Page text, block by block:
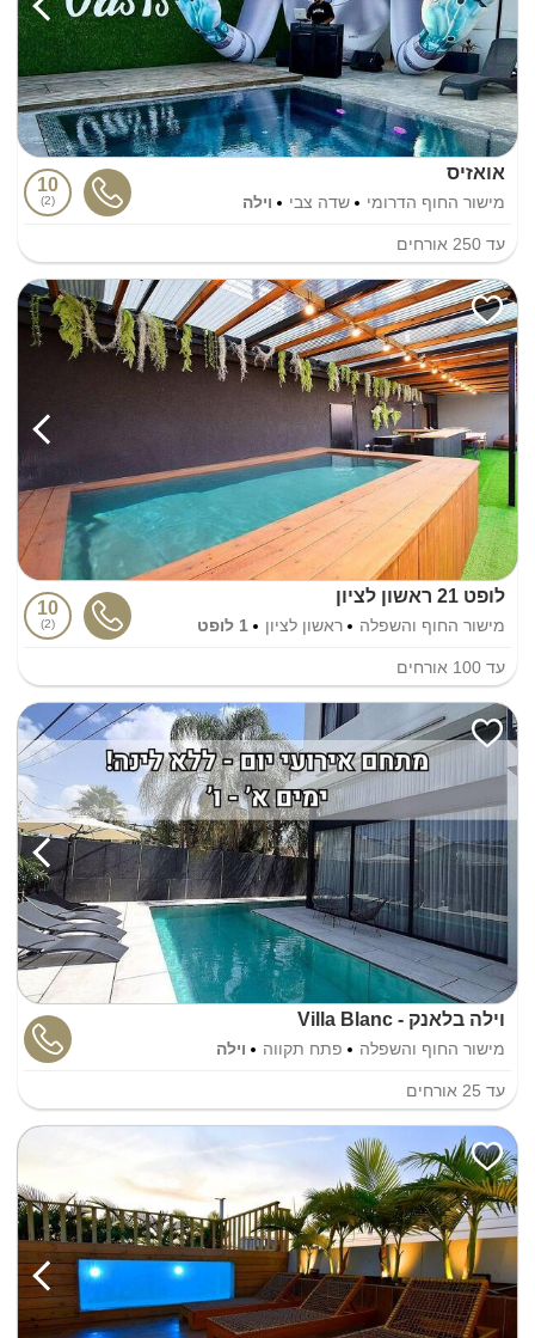
אואזיס
מישור החוף הדרומי שדה צבי וילה
10
2
עד 250 אורחים
לופט 21 ראשון לציון
מישור החוף והשפלה ראשון לציון 1 לופט
10
2
עד 100 אורחים
וילה בלאנק - Villa Blanc
מישור החוף והשפלה פתח תקווה וילה
עד 25 אורחים